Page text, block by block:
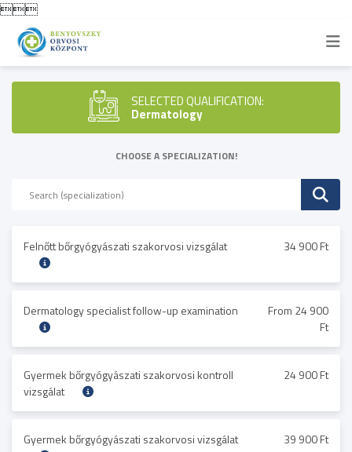

SELECTED QUALIFICATION:
Dermatology
CHOOSE A SPECIALIZATION!
Felnőtt bőrgyógyászati szakorvosi vizsgálat 34 900 Ft
Dermatology specialist follow-up examination
From 24 900
Ft
Gyermek bőrgyógyászati szakorvosi kontroll
vizsgálat
24 900 Ft
Gyermek bőrgyógyászati szakorvosi vizsgálat 39 900 Ft